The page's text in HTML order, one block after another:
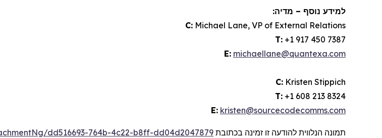
למידע נוסף – מדיה:
C: Michael Lane, VP of External Relations
T: +1 917 450 7387
E: michaellane@quantexa.com
C: Kristen Stippich
T: +1 608 213 8324
E: kristen@sourcecodecomms.com
תמונה הנלווית להודעה זו זמינה בכתובת dd516693-764b-4c22-b8ff-dd04d2047879